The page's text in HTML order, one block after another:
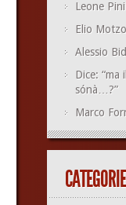
Leone Pini
Elio Motzo
Alessio
Dice: “ma
sónà…?”
Marco
CATEGORIE